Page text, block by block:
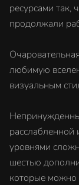
ресурсами так,
продолжали
любимую
визуальным
расслабленной
уровнями
шестью
которые можно